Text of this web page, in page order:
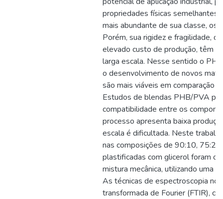
propriedades físicas semelhantes
mais abundante de sua classe, os
Porém, sua rigidez e fragilidade,
elevado custo de produção, têm
larga escala. Nesse sentido o
o desenvolvimento de novos
são mais viáveis em comparação
Estudos de blendas PHB/PVA
compatibilidade entre os
processo apresenta baixa
escala é dificultada. Neste
nas composições de 90:10,
plastificadas com glicerol foram
mistura mecânica, utilizando uma
As técnicas de espectroscopia no
transformada de Fourier (FTIR),